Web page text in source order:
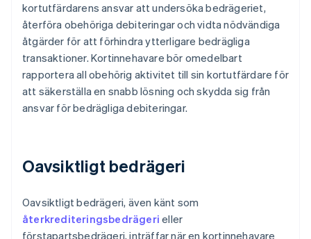
kortutfärdarens ansvar att undersöka bedrägeriet,
återföra obehöriga debiteringar och vidta nödvändiga
åtgärder för att förhindra ytterligare bedrägliga
transaktioner. Kortinnehavare bör omedelbart
rapportera all obehörig aktivitet till sin kortutfärdare för
att säkerställa en snabb lösning och skydda sig från
ansvar för bedrägliga debiteringar.
Oavsiktligt bedrägeri
Oavsiktligt bedrägeri, även känt som
återkrediteringsbedrägeri eller
förstapartsbedrägeri, inträffar när en kortinnehavare